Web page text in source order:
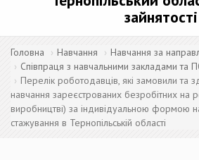
зайнятості
Головна Навчання
Навчання за
Співпраця з навчальними закладами та
Перелік роботодавців, які замовили та
навчання зареєстрованих безробітних на
виробництві) за індивідуальною формою
стажування в Тернопільській області